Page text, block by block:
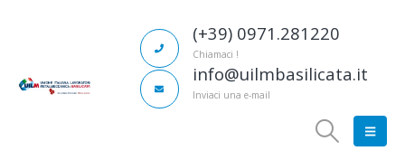
(+39) 0971.281220
Chiamaci !
info@uilmbasilicata.it
Inviaci una e-mail